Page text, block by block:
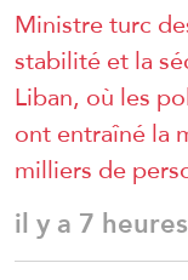
Ministre turc
stabilité et la
Liban, où les
ont entraîné la
milliers de
il y a 7 heures